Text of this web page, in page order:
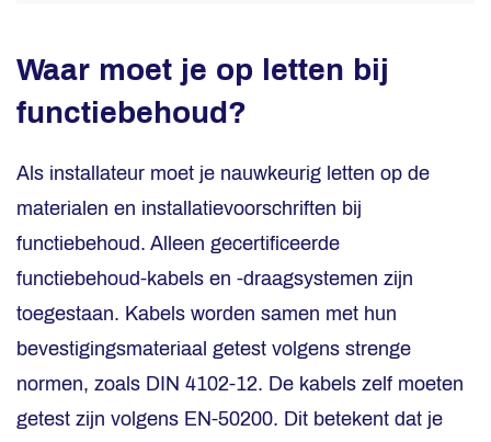
Waar moet je op letten bij
functiebehoud?
Als installateur moet je nauwkeurig letten op de
materialen en installatievoorschriften bij
functiebehoud. Alleen gecertificeerde
functiebehoud-kabels en -draagsystemen zijn
toegestaan. Kabels worden samen met hun
bevestigingsmateriaal getest volgens strenge
normen, zoals DIN 4102-12. De kabels zelf moeten
getest zijn volgens EN-50200. Dit betekent dat je